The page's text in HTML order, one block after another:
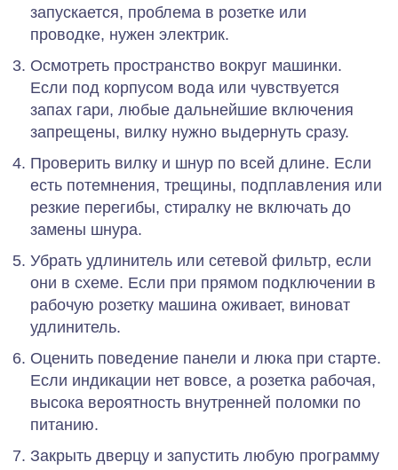
запускается, проблема в розетке или
проводке, нужен электрик.
Осмотреть пространство вокруг машинки.
Если под корпусом вода или чувствуется
запах гари, любые дальнейшие включения
запрещены, вилку нужно выдернуть сразу.
Проверить вилку и шнур по всей длине. Если
есть потемнения, трещины, подплавления или
резкие перегибы, стиралку не включать до
замены шнура.
Убрать удлинитель или сетевой фильтр, если
они в схеме. Если при прямом подключении в
рабочую розетку машина оживает, виноват
удлинитель.
Оценить поведение панели и люка при старте.
Если индикации нет вовсе, а розетка рабочая,
высока вероятность внутренней поломки по
питанию.
Закрыть дверцу и запустить любую программу